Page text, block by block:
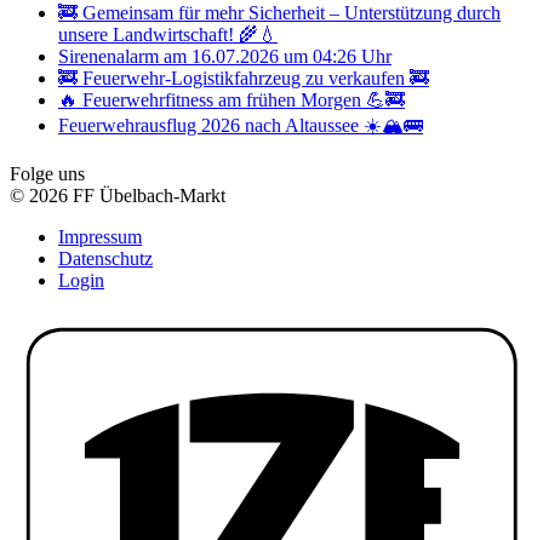
🚒 Gemeinsam für mehr Sicherheit – Unterstützung durch
unsere Landwirtschaft! 🌾💧
Sirenenalarm am 16.07.2026 um 04:26 Uhr
🚒 Feuerwehr-Logistikfahrzeug zu verkaufen 🚒
🔥 Feuerwehrfitness am frühen Morgen 💪🚒
Feuerwehrausflug 2026 nach Altaussee ☀️🏔️🚌
Folge uns
© 2026 FF Übelbach-Markt
Impressum
Datenschutz
Login